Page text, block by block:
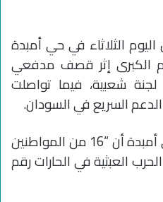
اليوم الثلاثاء في حي أمبدة
الكبرى إثر قصف مدفعي
شعبية، فيما تواصلت
السريع في السودان.
وأكد بيان لجنة مقاومة حي أمبدة أن “16 من المواطنين
العبثية في الحارات رقم